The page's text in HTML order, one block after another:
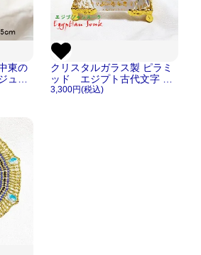
東の
ュウ
クリスタルガラス製 ピラミ
ッド エジプト古代文字 ヒ
エログリフ フィギュア 置
3,300円(税込)